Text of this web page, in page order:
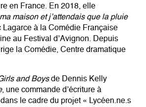
en France. En 2018, elle
maison et j’attendais que la pluie
à la Comédie Française
au Festival d’Avignon. Depuis
la Comédie, Centre dramatique
and Boysde Dennis Kelly
, une commande d’écriture à
dans le cadre du projet « Lycéen.ne.s